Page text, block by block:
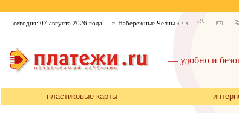
сегодня: 07 августа 2026 года г. Набережные Челны
— удобно и
пластиковые карты